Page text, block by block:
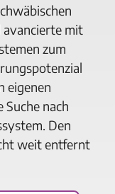
mit
zum
eigenen
Suche nach
Den
weit entfernt